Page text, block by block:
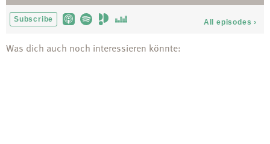
Was dich auch noch interessieren könnte: